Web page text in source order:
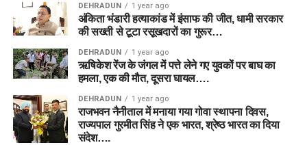
DEHRADUN 1 year ago
अंकिता भंडारी हत्याकांड में इंसाफ की जीत, धामी सरकार
की सख्ती से टूटा रसूखदारों का गुरूर…
DEHRADUN 1 year ago
ऋषिकेश रेंज के जंगल में पत्ते लेने गए युवकों पर बाघ का
हमला, एक की मौत, दूसरा घायल….
DEHRADUN 1 year ago
राजभवन नैनीताल में मनाया गया गोवा स्थापना दिवस,
राज्यपाल गुरमीत सिंह ने एक भारत, श्रेष्ठ भारत का दिया
संदेश….